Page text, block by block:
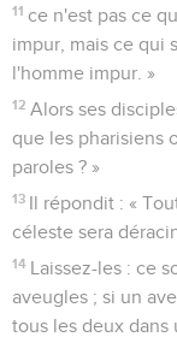
11 ce n'est pas ce
impur, mais ce qui
l'homme impur. »
12 Alors ses
que les pharisiens
paroles ? »
13 Il répondit : «
céleste sera
14 Laissez-les : ce
aveugles ; si un
tous les deux dans